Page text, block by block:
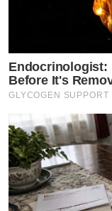
Endocrinologist:
Before It's
GLYCOGEN SUPPORT